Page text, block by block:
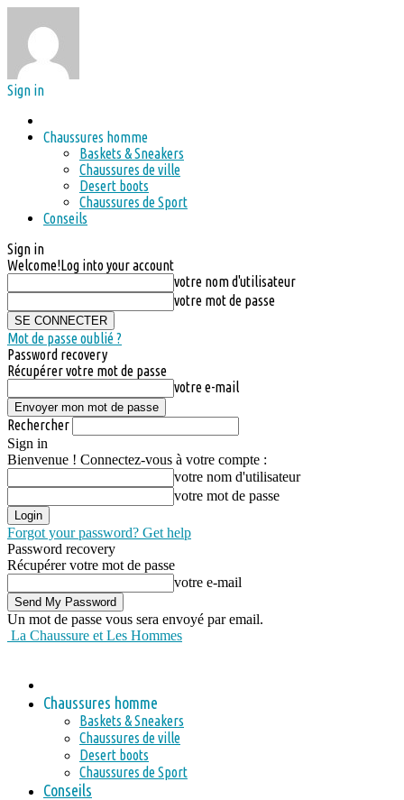
Sign in
Chaussures homme
Baskets & Sneakers
Chaussures de ville
Desert boots
Chaussures de Sport
Conseils
Sign in
Welcome!Log into your account
votre nom d'utilisateur
votre mot de passe
Mot de passe oublié ?
Password recovery
Récupérer votre mot de passe
votre e-mail
Rechercher
Sign in
Bienvenue ! Connectez-vous à votre compte :
votre nom d'utilisateur
votre mot de passe
Forgot your password? Get help
Password recovery
Récupérer votre mot de passe
votre e-mail
Un mot de passe vous sera envoyé par email.
La Chaussure et Les Hommes
Chaussures homme
Baskets & Sneakers
Chaussures de ville
Desert boots
Chaussures de Sport
Conseils